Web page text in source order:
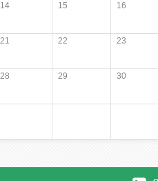
14 15 16
21 22 23
28 29 30